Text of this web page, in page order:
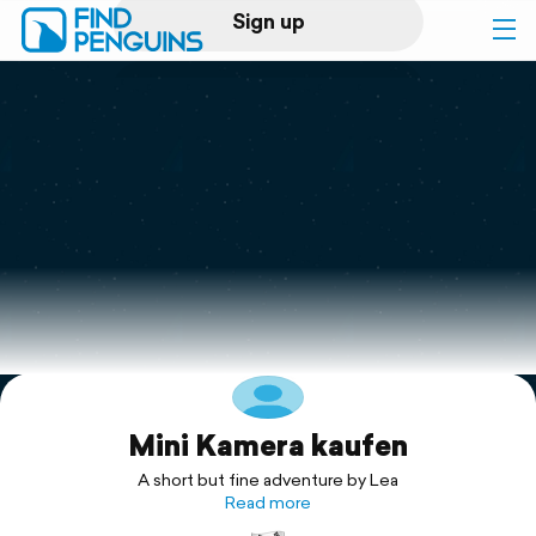
Sign up
Log in
Print a book
Flyover video
Explore
SupportMini Kamera kaufen
A short but fine adventure by Lea
Read more